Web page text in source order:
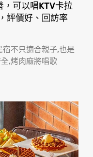
，可以唱KTV卡拉
評價好、回訪率
不只適合親子,也是
,烤肉麻將唱歌